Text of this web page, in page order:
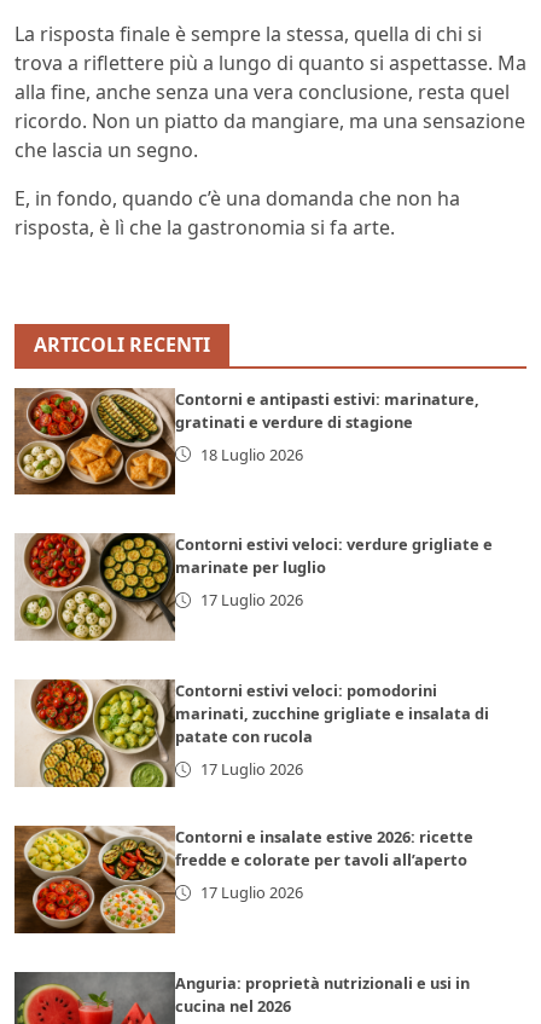
La risposta finale è sempre la stessa, quella di chi si
trova a riflettere più a lungo di quanto si aspettasse. Ma
alla fine, anche senza una vera conclusione, resta quel
ricordo. Non un piatto da mangiare, ma una sensazione
che lascia un segno.
E, in fondo, quando c’è una domanda che non ha
risposta, è lì che la gastronomia si fa arte.
ARTICOLI RECENTI
Contorni e antipasti estivi: marinature,
gratinati e verdure di stagione
18 Luglio 2026
Contorni estivi veloci: verdure grigliate e
marinate per luglio
17 Luglio 2026
Contorni estivi veloci: pomodorini
marinati, zucchine grigliate e insalata di
patate con rucola
17 Luglio 2026
Contorni e insalate estive 2026: ricette
fredde e colorate per tavoli all’aperto
17 Luglio 2026
Anguria: proprietà nutrizionali e usi in
cucina nel 2026